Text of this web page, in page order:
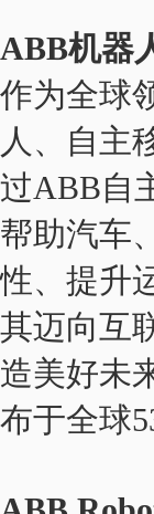
ABB机器
作为全球
人、自主
过ABB自
帮助汽车
性、提升
其迈向互
造美好未
布于全球